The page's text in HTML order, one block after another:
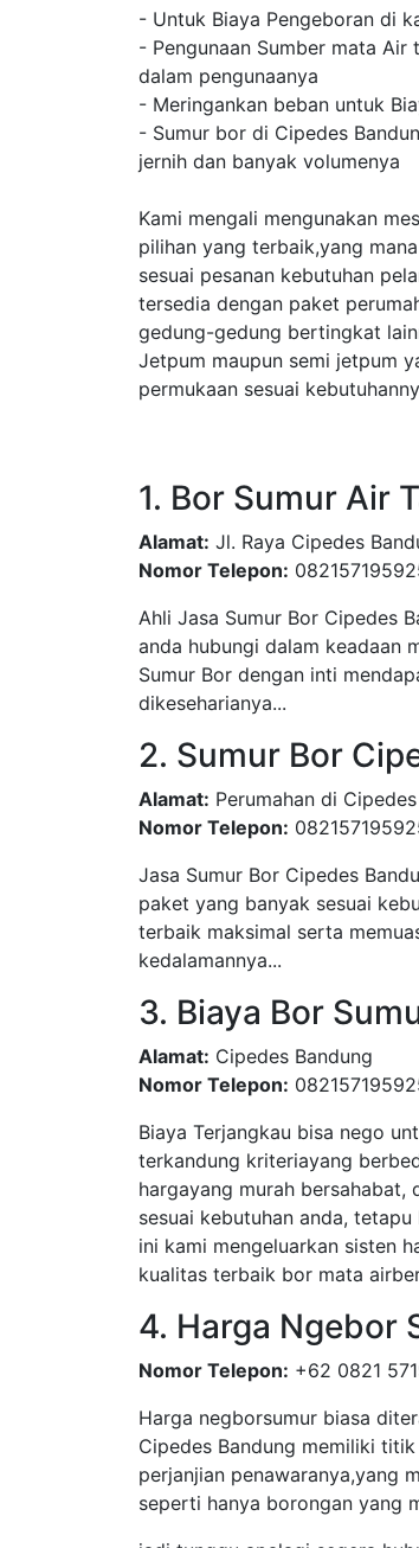
- Untuk Biaya Pengeboran di
- Pengunaan Sumber mata
dalam pengunaanya
- Meringankan beban untuk
- Sumur bor di Cipedes
jernih dan banyak volumenya
Kami mengali mengunakan
pilihan yang terbaik,yang
sesuai pesanan kebutuhan
tersedia dengan paket
gedung-gedung bertingkat
Jetpum maupun semi jetpum
permukaan sesuai
1. Bor Sumur Air
Alamat: Jl. Raya Cipedes
Nomor Telepon:
Ahli Jasa Sumur Bor Cipedes
anda hubungi dalam keadaan
Sumur Bor dengan inti
dikeseharianya...
2. Sumur Bor
Alamat: Perumahan di
Nomor Telepon:
Jasa Sumur Bor Cipedes
paket yang banyak sesuai
terbaik maksimal serta
kedalamannya...
3. Biaya Bor
Alamat: Cipedes Bandung
Nomor Telepon:
Biaya Terjangkau bisa nego
terkandung kriteriayang
hargayang murah
sesuai kebutuhan anda,
ini kami mengeluarkan sisten
kualitas terbaik bor mata
4. Harga Ngebor
Nomor Telepon: +62 0821
Harga negborsumur biasa
Cipedes Bandung memiliki
perjanjian penawaranya,yang
seperti hanya borongan yang